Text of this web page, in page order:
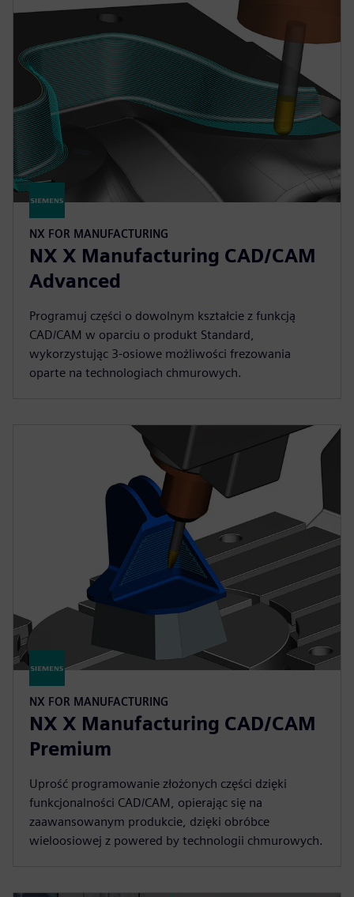
NX FOR MANUFACTURING
NX X Manufacturing CAD/CAM
Advanced
Programuj części o dowolnym kształcie z funkcją
CAD/CAM w oparciu o produkt Standard,
wykorzystując 3-osiowe możliwości frezowania
oparte na technologiach chmurowych.
NX FOR MANUFACTURING
NX X Manufacturing CAD/CAM
Premium
Uprość programowanie złożonych części dzięki
funkcjonalności CAD/CAM, opierając się na
zaawansowanym produkcie, dzięki obróbce
wieloosiowej z powered by technologii chmurowych.